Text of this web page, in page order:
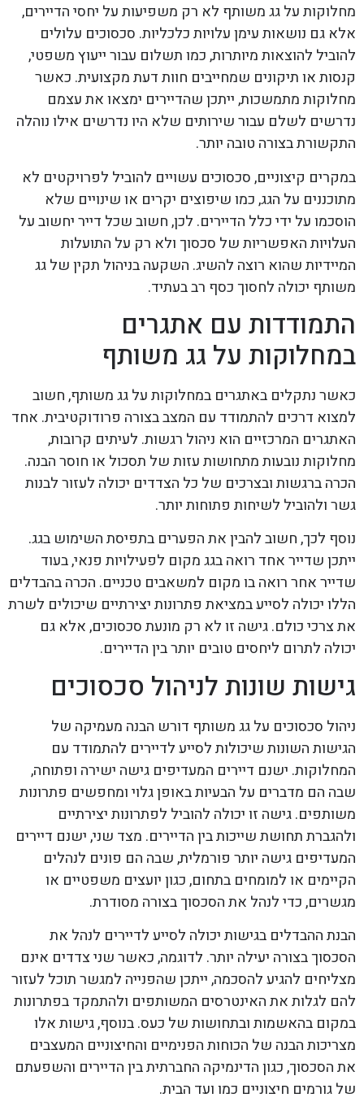
מחלוקות על גג משותף לא רק משפיעות על יחסי הדיירים,
אלא גם נושאות עימן עלויות כלכליות. סכסוכים עלולים
להוביל להוצאות מיותרות, כמו תשלום עבור ייעוץ משפטי,
קנסות או תיקונים שמחייבים חוות דעת מקצועית. כאשר
מחלוקות מתמשכות, ייתכן שהדיירים ימצאו את עצמם
נדרשים לשלם עבור שירותים שלא היו נדרשים אילו נוהלה
התקשורת בצורה טובה יותר.
במקרים קיצוניים, סכסוכים עשויים להוביל לפרויקטים לא
מתוכננים על הגג, כמו שיפוצים יקרים או שינויים שלא
הוסכמו על ידי כלל הדיירים. לכן, חשוב שכל דייר יחשוב על
העלויות האפשריות של סכסוך ולא רק על התועלות
המיידיות שהוא רוצה להשיג. השקעה בניהול תקין של גג
משותף יכולה לחסוך כסף רב בעתיד.
התמודדות עם אתגרים
במחלוקות על גג משותף
כאשר נתקלים באתגרים במחלוקות על גג משותף, חשוב
למצוא דרכים להתמודד עם המצב בצורה פרודוקטיבית. אחד
האתגרים המרכזיים הוא ניהול רגשות. לעיתים קרובות,
מחלוקות נובעות מתחושות עזות של תסכול או חוסר הבנה.
הכרה ברגשות ובצרכים של כל הצדדים יכולה לעזור לבנות
גשר ולהוביל לשיחות פתוחות יותר.
נוסף לכך, חשוב להבין את הפערים בתפיסת השימוש בגג.
ייתכן שדייר אחד רואה בגג מקום לפעילויות פנאי, בעוד
שדייר אחר רואה בו מקום למשאבים טכניים. הכרה בהבדלים
הללו יכולה לסייע במציאת פתרונות יצירתיים שיכולים לשרת
את צרכי כולם. גישה זו לא רק מונעת סכסוכים, אלא גם
יכולה לתרום ליחסים טובים יותר בין הדיירים.
גישות שונות לניהול סכסוכים
ניהול סכסוכים על גג משותף דורש הבנה מעמיקה של
הגישות השונות שיכולות לסייע לדיירים להתמודד עם
המחלוקות. ישנם דיירים המעדיפים גישה ישירה ופתוחה,
שבה הם מדברים על הבעיות באופן גלוי ומחפשים פתרונות
משותפים. גישה זו יכולה להוביל לפתרונות יצירתיים
ולהגברת תחושת שייכות בין הדיירים. מצד שני, ישנם דיירים
המעדיפים גישה יותר פורמלית, שבה הם פונים לנהלים
הקיימים או למומחים בתחום, כגון יועצים משפטיים או
מגשרים, כדי לנהל את הסכסוך בצורה מסודרת.
הבנת ההבדלים בגישות יכולה לסייע לדיירים לנהל את
הסכסוך בצורה יעילה יותר. לדוגמה, כאשר שני צדדים אינם
מצליחים להגיע להסכמה, ייתכן שהפנייה למגשר תוכל לעזור
להם לגלות את האינטרסים המשותפים ולהתמקד בפתרונות
במקום בהאשמות ובתחושות של כעס. בנוסף, גישות אלו
מצריכות הבנה של הכוחות הפנימיים והחיצוניים המעצבים
את הסכסוך, כגון הדינמיקה החברתית בין הדיירים והשפעתם
של גורמים חיצוניים כמו ועד הבית.